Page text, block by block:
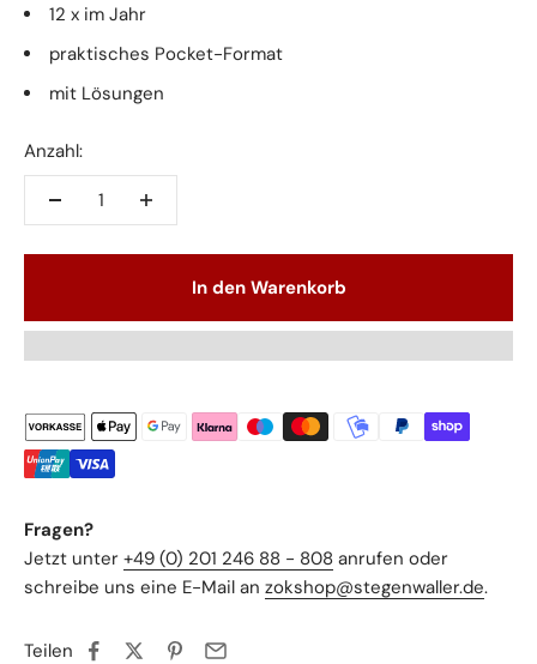
12 x im Jahr
praktisches Pocket-Format
mit Lösungen
Anzahl:
In den Warenkorb
Fragen?
Jetzt unter +49 (0) 201 246 88 - 808 anrufen oder
schreibe uns eine E-Mail an zokshop@stegenwaller.de.
Teilen